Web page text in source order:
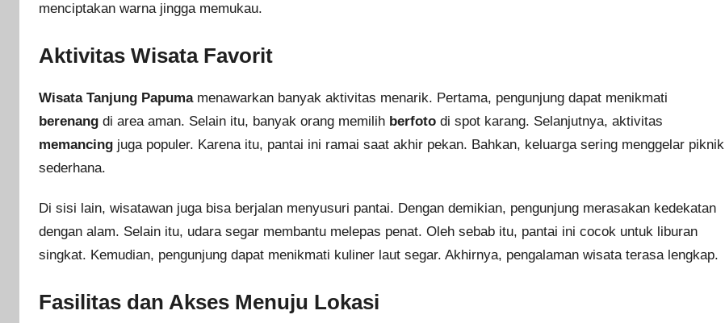
menciptakan warna jingga memukau.
Aktivitas Wisata Favorit
Wisata Tanjung Papumamenawarkan banyak aktivitas menarik. Pertama, pengunjung dapat menikmati
berenang di area aman. Selain itu, banyak orang memilih berfoto di spot karang. Selanjutnya, aktivitas
memancing juga populer. Karena itu, pantai ini ramai saat akhir pekan. Bahkan, keluarga sering menggelar piknik
sederhana.
Di sisi lain, wisatawan juga bisa berjalan menyusuri pantai. Dengan demikian, pengunjung merasakan kedekatan
dengan alam. Selain itu, udara segar membantu melepas penat. Oleh sebab itu, pantai ini cocok untuk liburan
singkat. Kemudian, pengunjung dapat menikmati kuliner laut segar. Akhirnya, pengalaman wisata terasa lengkap.
Fasilitas dan Akses Menuju Lokasi